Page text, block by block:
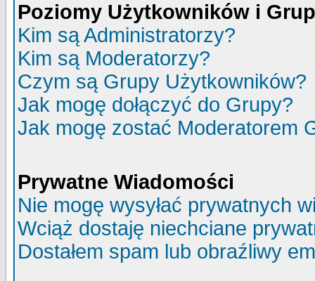
Poziomy Użytkowników i
Kim są Administratorzy?
Kim są Moderatorzy?
Czym są Grupy Użytkowników?
Jak mogę dołączyć do Grupy?
Jak mogę zostać Moderatorem
Prywatne Wiadomości
Nie mogę wysyłać prywatnych
Wciąż dostaję niechciane
Dostałem spam lub obraźliwy